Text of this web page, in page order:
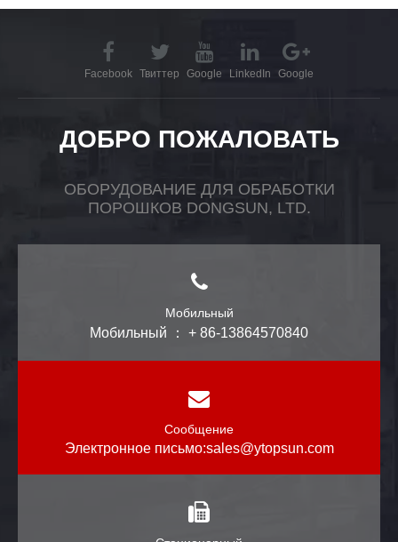
Facebook Твиттер Google LinkedIn Google
ДОБРО ПОЖАЛОВАТЬ
ОБОРУДОВАНИЕ ДЛЯ ОБРАБОТКИ
ПОРОШКОВ DONGSUN, LTD.
Мобильный
Мобильный ： + 86-13864570840
Сообщение
Электронное письмо:sales@ytopsun.com